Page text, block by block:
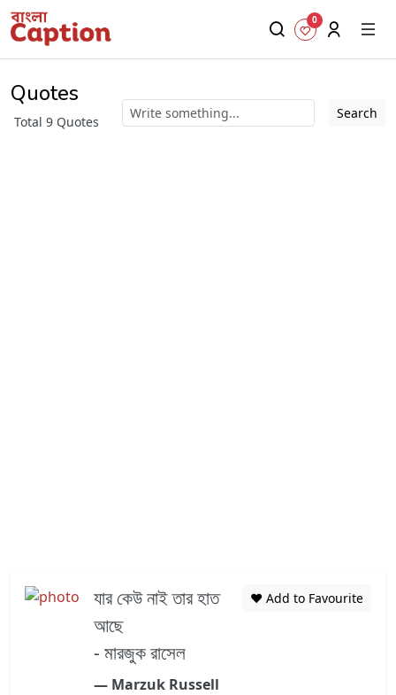
0
Quotes
Total 9 Quotes
Search
যার কেউ নাই তার হাত
আছে
- মারজুক রাসেল
― Marzuk Russell
❤️ Add to Favourite